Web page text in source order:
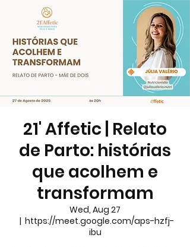
21' Affetic | Relato
de Parto: histórias
que acolhem e
transformam
Wed, Aug 27
  |
https://meet.google.com/aps-hzfj-
ibu